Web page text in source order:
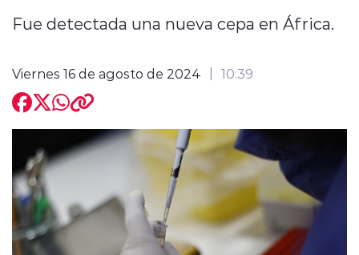
Entrevistas
modo claro
Fue detectada una nueva cepa en África.
Viernes 16 de agosto de 2024 10:39